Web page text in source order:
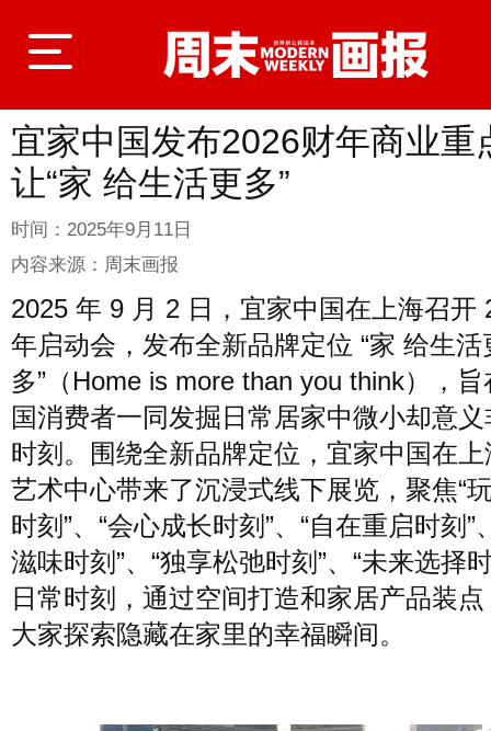
登录
首页
封面故事
商业
风尚 美容 时尚 明星
生活 文化 美食 旅游
宜家中国发布2026财年商业重
让“家 给生活更多”
时间： 2025年9月11日
内容来源： 周末画报
2025 年 9 月 2 日，宜家中国在上海召开
年启动会，发布全新品牌定位 “家 给生活
多”（Home is more than you think），
国消费者一同发掘日常居家中微小却意
时刻。围绕全新品牌定位，宜家中国在
艺术中心带来了沉浸式线下展览，聚焦“
时刻”、“会心成长时刻”、“自在重启时刻”
滋味时刻”、“独享松弛时刻”、“未来选择
日常时刻，通过空间打造和家居产品装
大家探索隐藏在家里的幸福瞬间。